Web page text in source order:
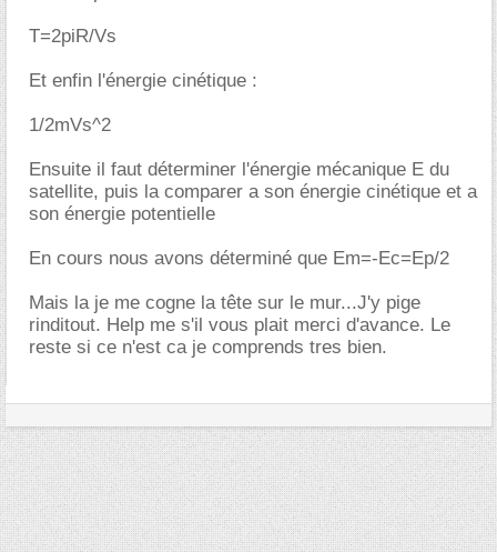
T=2piR/Vs
Et enfin l'énergie cinétique :
1/2mVs^2
Ensuite il faut déterminer l'énergie mécanique E du
satellite, puis la comparer a son énergie cinétique et a
son énergie potentielle
En cours nous avons déterminé que Em=-Ec=Ep/2
Mais la je me cogne la tête sur le mur...J'y pige
rinditout. Help me s'il vous plait merci d'avance. Le
reste si ce n'est ca je comprends tres bien.